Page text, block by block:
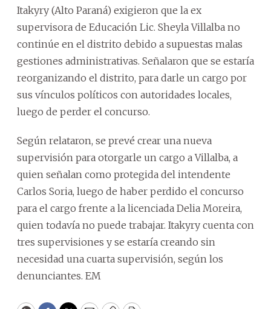
Itakyry (Alto Paraná) exigieron que la ex
supervisora de Educación Lic. Sheyla Villalba no
continúe en el distrito debido a supuestas malas
gestiones administrativas. Señalaron que se estaría
reorganizando el distrito, para darle un cargo por
sus vínculos políticos con autoridades locales,
luego de perder el concurso.
Según relataron, se prevé crear una nueva
supervisión para otorgarle un cargo a Villalba, a
quien señalan como protegida del intendente
Carlos Soria, luego de haber perdido el concurso
para el cargo frente a la licenciada Delia Moreira,
quien todavía no puede trabajar. Itakyry cuenta con
tres supervisiones y se estaría creando sin
necesidad una cuarta supervisión, según los
denunciantes. EM